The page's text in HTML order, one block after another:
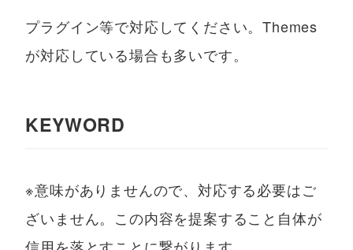
プラグイン等で対応してください。Themes
が対応している場合も多いです。
KEYWORD
※意味がありませんので、対応する必要はご
ざいません。この内容を提案すること自体が
信用を落とすことに繋がります。